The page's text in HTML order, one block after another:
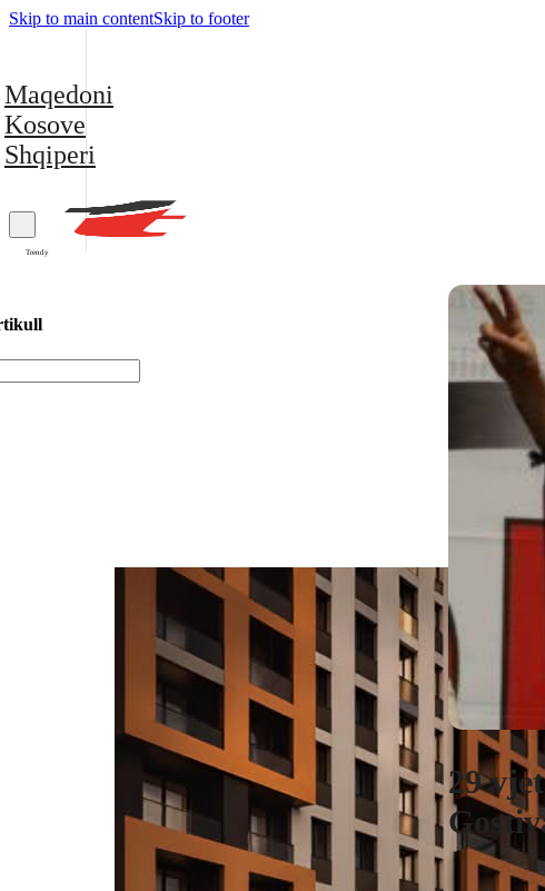
Skip to main contentSkip to footer
Maqedoni
Kosove
Shqiperi
Trendy
29